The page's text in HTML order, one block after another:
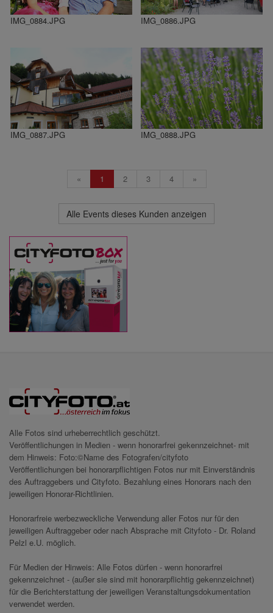
IMG_0884.JPG IMG_0886.JPG
IMG_0887.JPG IMG_0888.JPG
« 1 2 3 4 »
Alle Events dieses Kunden anzeigen
Alle Fotos sind urheberrechtlich geschützt.
Veröffentlichungen in Medien - wenn honorarfrei gekennzeichnet- mit
dem Hinweis: Foto:©Name des Fotografen/cityfoto
Veröffentlichungen bei honorarpflichtigen Fotos nur mit Einverständnis
des Auftraggebers und Cityfoto. Bezahlung eines Honorars nach den
jeweiligen Honorar-Richtlinien.
Honorarfreie werbezweckliche Verwendung aller Fotos nur für den
jeweiligen Auftraggeber oder nach Absprache mit Cityfoto - Dr. Roland
Pelzl e.U. möglich.
Für Medien der Hinweis: Alle Fotos dürfen - wenn honorarfrei
gekennzeichnet - (außer sie sind mit honorarpflichtig gekennzeichnet)
für die Berichterstattung der jeweiligen Veranstaltungsdokumentation
verwendet werden.